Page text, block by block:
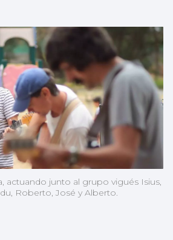
actuando junto al grupo vigués Isius,
Roberto, José y Alberto.